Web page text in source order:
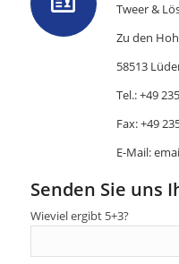
Tweer &
Zu den
58513
Tel.: +49
Fax: +49
E-Mail:
Senden Sie uns
Wieviel ergibt 5+3?